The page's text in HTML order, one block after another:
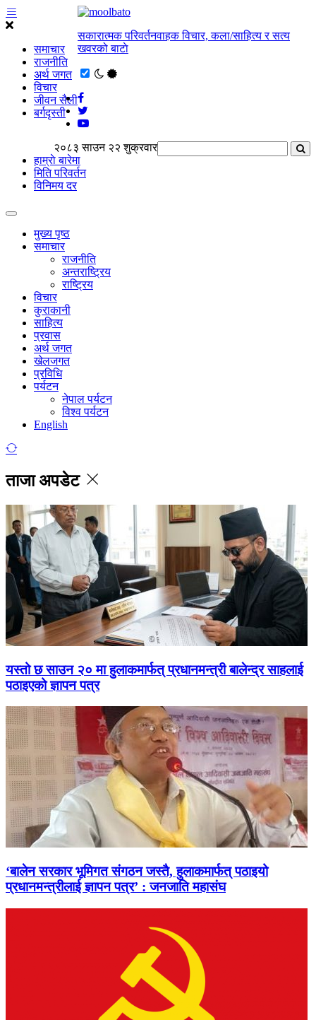
समाचार
राजनीति
अर्थ जगत
विचार
जीवन सैली
बर्गदृस्ती
सकारात्मक परिवर्तनवाहक विचार, कला/साहित्य र सत्य
खवरको बाटाे
२०८३ साउन २२ शुक्रवार
हाम्राे बारेमा
मिति परिवर्तन
विनिमय दर
मुख्य पृष्ठ
समाचार
राजनीति
अन्तराष्ट्रिय
राष्ट्रिय
विचार
कुराकानी
साहित्य
प्रवास
अर्थ जगत
खेलजगत
प्रविधि
पर्यटन
नेपाल पर्यटन
विश्व पर्यटन
English
ताजा अपडेट
यस्तो छ साउन २० मा हुलाकमार्फत् प्रधानमन्त्री बालेन्द्र साहलाई
पठाइएको ज्ञापन पत्र
‘बालेन सरकार भूमिगत संगठन जस्तै, हुलाकमार्फत् पठाइयो
प्रधानमन्त्रीलाई ज्ञापन पत्र’ : जनजाति महासंघ